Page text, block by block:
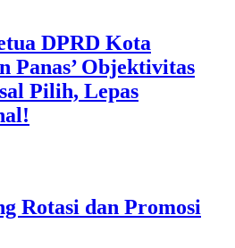
DPRD Kota
Panas’ Objektivitas
Pilih, Lepas
Rotasi dan Promosi